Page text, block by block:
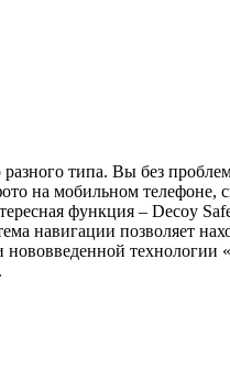
типа. Вы без
на мобильном телефоне,
функция – Decoy
навигации позволяет